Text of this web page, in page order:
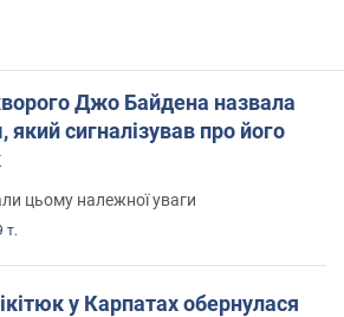
Джо Байдена назвала
сигналізував про його
цьому належної уваги
т.
у Карпатах обернулася